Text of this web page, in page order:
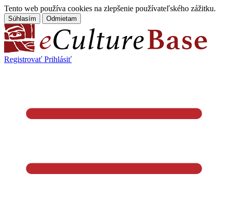
Tento web používa cookies na zlepšenie používateľského zážitku.
Súhlasím Odmietam
Registrovať Prihlásiť